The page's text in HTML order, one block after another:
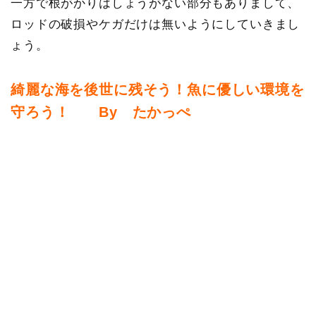
一方で根がかりはしょうがない部分もありまして、
ロッドの破損やケガだけは無いようにしていきまし
ょう。
綺麗な海を後世に残そう！魚に優しい環境を
守ろう！ By たかっぺ